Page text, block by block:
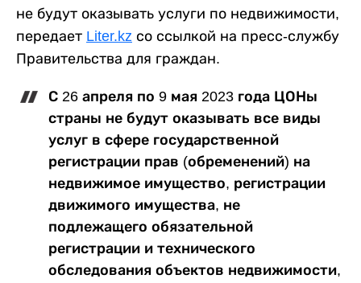
не будут оказывать услуги по недвижимости,
передает Liter.kz со ссылкой на пресс-службу
Правительства для граждан.
С 26 апреля по 9 мая 2023 года ЦОНы
страны не будут оказывать все виды
услуг в сфере государственной
регистрации прав (обременений) на
недвижимое имущество, регистрации
движимого имущества, не
подлежащего обязательной
регистрации и технического
обследования объектов недвижимости,